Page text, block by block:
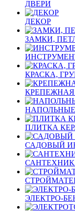
ДВЕРИ
ДЕКОР
ЗАМКИ,
КРАСКА,
ПЛИТКА
САДОВЫЙ
ЭЛЕКТРО-